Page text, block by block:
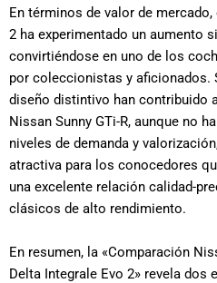
En términos de valor de
2 ha experimentado un aumento
convirtiéndose en uno de los
por coleccionistas y aficionados.
diseño distintivo han contribuido
Nissan Sunny GTi-R, aunque no
niveles de demanda y
atractiva para los conocedores
una excelente relación calidad-
clásicos de alto rendimiento.
En resumen, la «Comparación
Delta Integrale Evo 2» revela dos